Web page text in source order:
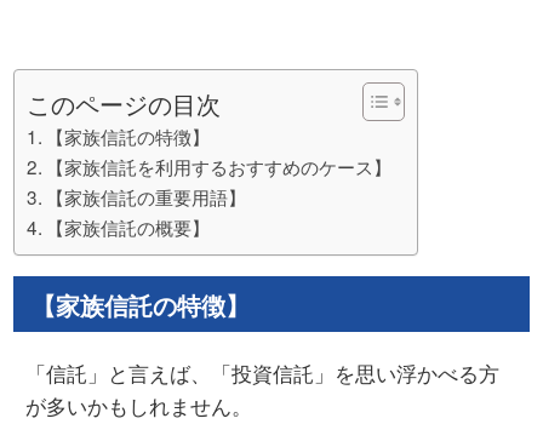
このページの目次
【家族信託の特徴】
【家族信託を利用するおすすめのケース】
【家族信託の重要用語】
【家族信託の概要】
【家族信託の特徴】
「信託」と言えば、「投資信託」を思い浮かべる方
が多いかもしれません。